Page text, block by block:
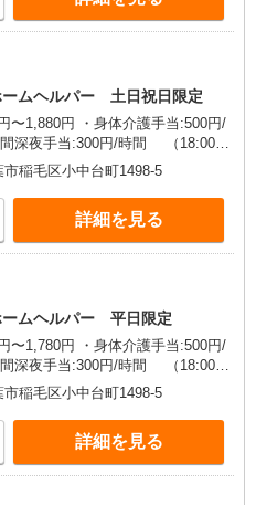
ムヘルパー 土日祝日限定
身体介護手当:500円/
深夜手当:300円/時間 （18:00〜
） ・ICT手当:2,000円/月 ・ケア
も賃金（時給）を支給 ・土日祝
間含む ※給与幅は資格・経験等に
稲毛区小中台町1498-5
詳細を見る
ムヘルパー 平日限定
身体介護手当:500円/
深夜手当:300円/時間 （18:00〜
） ・ICT手当:2,000円/月 ・ケア
間も賃金（時給）を支給 ※給与幅
による
稲毛区小中台町1498-5
詳細を見る